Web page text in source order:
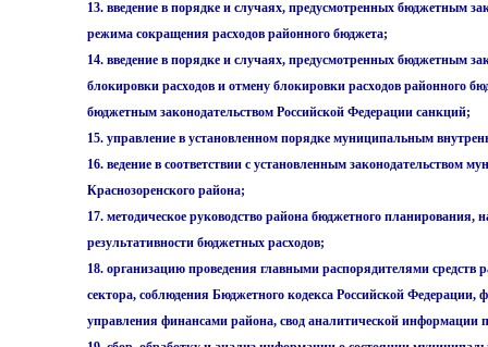
13. введение в порядке и случаях, предусмотренных бюджетным
режима сокращения расходов районного бюджета;
14. введение в порядке и случаях, предусмотренных бюджетным
блокировки расходов и отмену блокировки расходов районного
бюджетным законодательством Российской Федерации санкций;
15. управление в установленном порядке муниципальным
16. ведение в соответствии с установленным законодательством
Краснозоренского района;
17. методическое руководство района бюджетного планирования,
результативности бюджетных расходов;
18. организацию проведения главными распорядителями средств
сектора, соблюдения Бюджетного кодекса Российской Федерации,
управления финансами района, свод аналитической